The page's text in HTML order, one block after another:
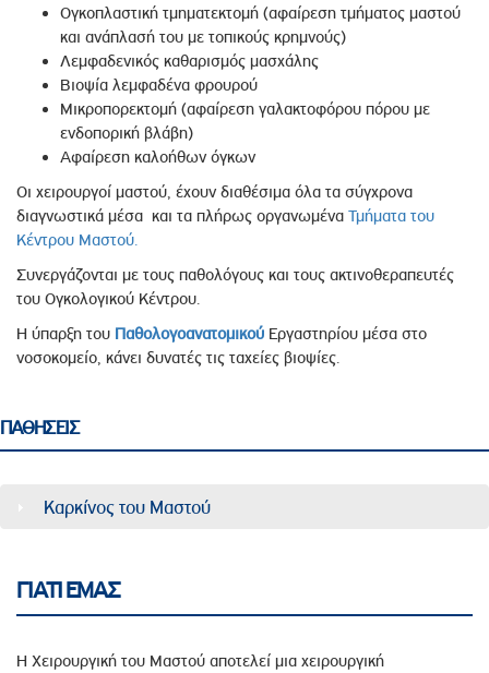
Ογκοπλαστική τμηματεκτομή (αφαίρεση τμήματος μαστού
και ανάπλασή του με τοπικούς κρημνούς)
Λεμφαδενικός καθαρισμός μασχάλης
Βιοψία λεμφαδένα φρουρού
Μικροπορεκτομή (αφαίρεση γαλακτοφόρου πόρου με
ενδοπορική βλάβη)
Αφαίρεση καλοήθων όγκων
Οι χειρουργοί μαστού, έχουν διαθέσιμα όλα τα σύγχρονα
διαγνωστικά μέσα και τα πλήρως οργανωμένα Τμήματα του
Κέντρου Μαστού.
Συνεργάζονται με τους παθολόγους και τους ακτινοθεραπευτές
του Ογκολογικού Κέντρου.
Η ύπαρξη του Παθολογοανατομικού Εργαστηρίου μέσα στο
νοσοκομείο, κάνει δυνατές τις ταχείες βιοψίες.
ΠΑΘΗΣΕΙΣ
Καρκίνος του Μαστού
ΓΙΑΤΙ ΕΜΑΣ
Η Χειρουργική του Μαστού αποτελεί μια χειρουργική